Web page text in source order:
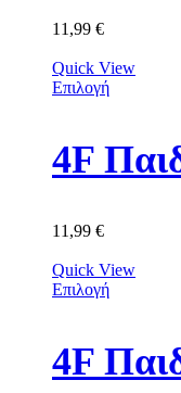
11,99 €
Quick View
Επιλογή
11,99 €
Quick View
Επιλογή
4F